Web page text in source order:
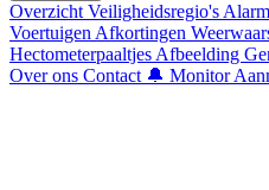
Overzicht Veiligheidsregio's
Voertuigen Afkortingen
Hectometerpaaltjes Afbeelding
Over ons Contact 🔔 Monitor